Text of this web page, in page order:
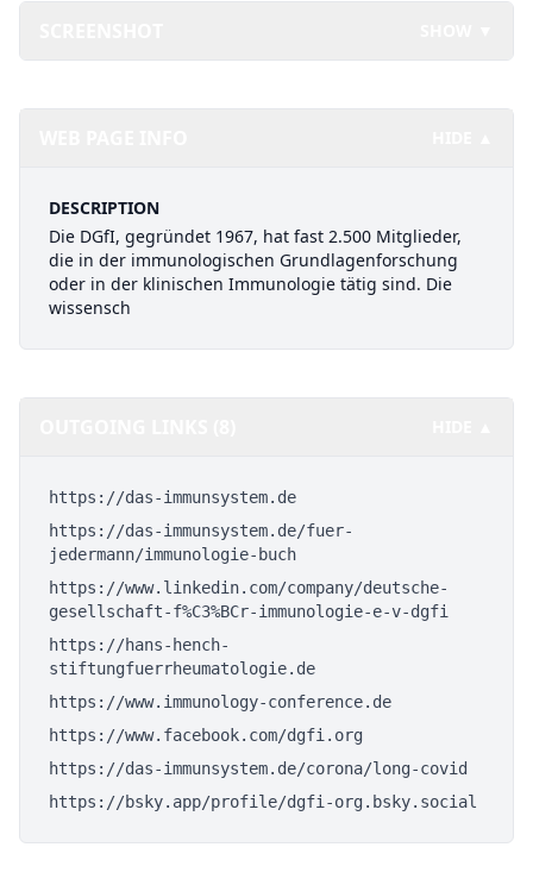
DESCRIPTION
Die DGfI, gegründet 1967, hat fast 2.500 Mitglieder,
die in der immunologischen Grundlagenforschung
oder in der klinischen Immunologie tätig sind. Die
wissensch
https://das-immunsystem.de
https://das-immunsystem.de/fuer-
jedermann/immunologie-buch
https://www.linkedin.com/company/deutsche-
gesellschaft-f%C3%BCr-immunologie-e-v-dgfi
https://hans-hench-
stiftungfuerrheumatologie.de
https://www.immunology-conference.de
https://www.facebook.com/dgfi.org
https://das-immunsystem.de/corona/long-covid
https://bsky.app/profile/dgfi-org.bsky.social